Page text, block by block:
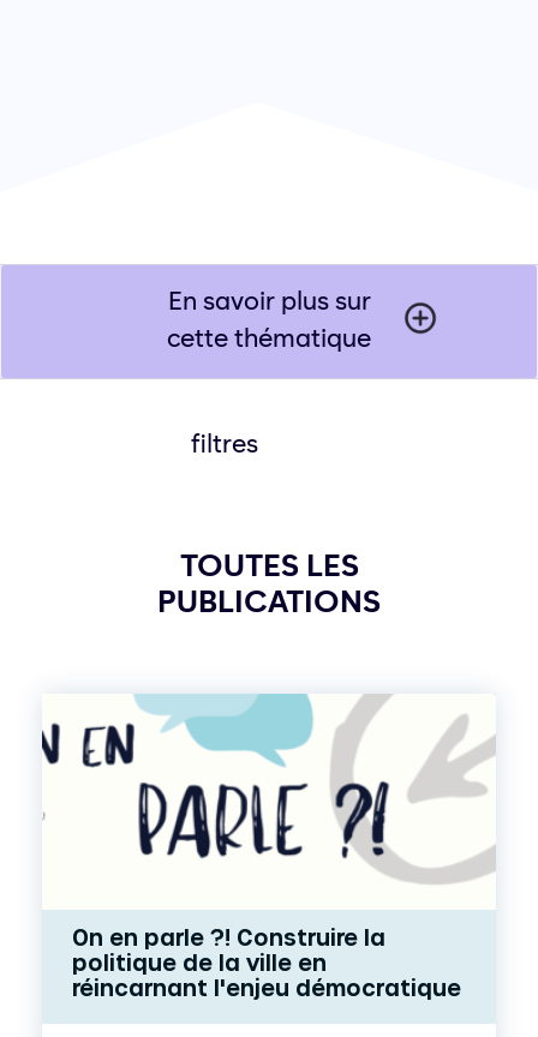
En savoir plus sur
cette thématique
filtres
TOUTES LES
PUBLICATIONS
On en parle ?! Construire la
politique de la ville en
réincarnant l'enjeu démocratique